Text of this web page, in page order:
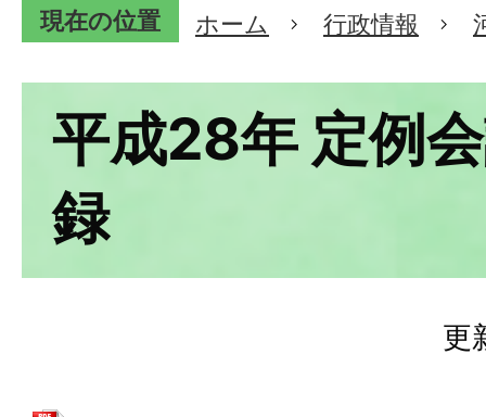
現在の位置 ホーム 行政情報
平成28年 定例
録
更